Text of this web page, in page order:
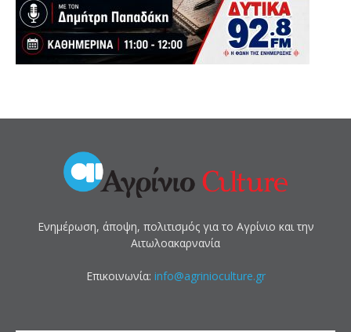
Ενημέρωση, άποψη, πολιτισμός για το Αγρίνιο και την
Αιτωλοακαρνανία
Επικοινωνία: info@agrinioculture.gr